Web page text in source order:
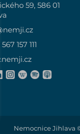
59, 586 01
157 111
Nemocnice Jihlava